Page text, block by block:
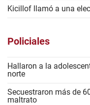
Kicillof llamó a una
Policiales
Hallaron a la
norte
Secuestraron más de
maltrato